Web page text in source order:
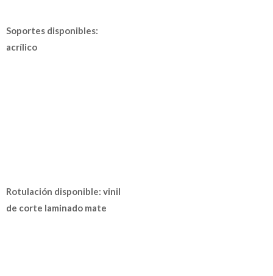
Soportes disponibles:
acrílico
Rotulación disponible: vinil
de corte laminado mate